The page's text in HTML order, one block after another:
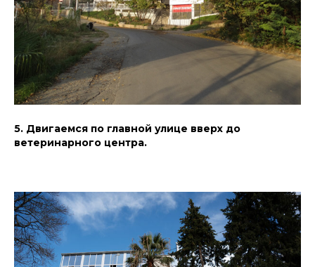
5. Двигаемся по главной улице вверх до
ветеринарного центра.